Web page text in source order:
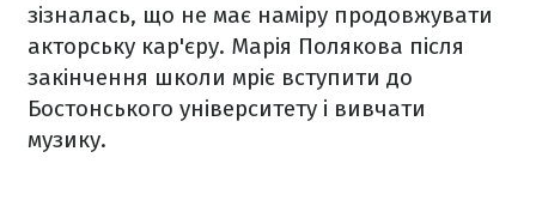
зізналась, що не має наміру продовжувати
акторську кар'єру. Марія Полякова після
закінчення школи мріє вступити до
Бостонського університету і вивчати
музику.